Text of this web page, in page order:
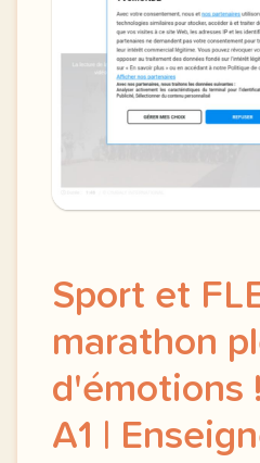
Sport et
marathon
d'émotions
A1 |